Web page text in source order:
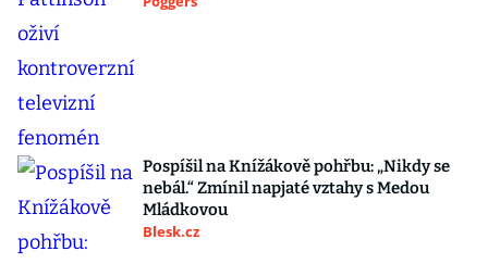
Pospíšil na Knížákově pohřbu: „Nikdy se
nebál.“ Zmínil napjaté vztahy s Medou
Mládkovou
Blesk.cz